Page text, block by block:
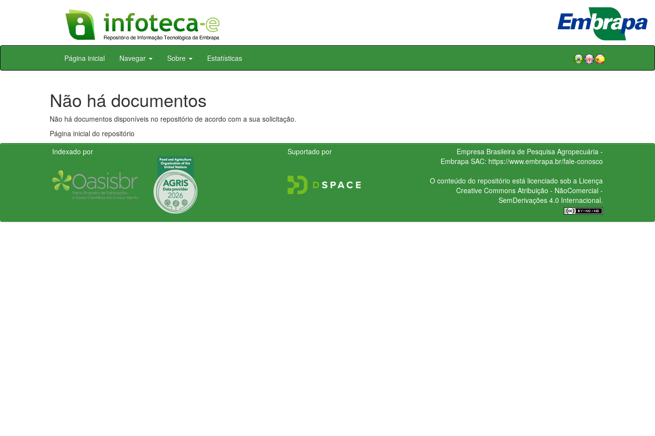
Skip
Página inicial Navegar Sobre Estatísticas
Não há documentos
Não há documentos disponíveis no repositório de acordo com a sua solicitação.
Página inicial do repositório
Indexado por
Suportado por
Empresa Brasileira de Pesquisa Agropecuária -
Embrapa SAC: https://www.embrapa.br/fale-conosco
O conteúdo do repositório está licenciado sob a Licença
Creative CommonsAtribuição - NãoComercial -
SemDerivações 4.0 Internacional.